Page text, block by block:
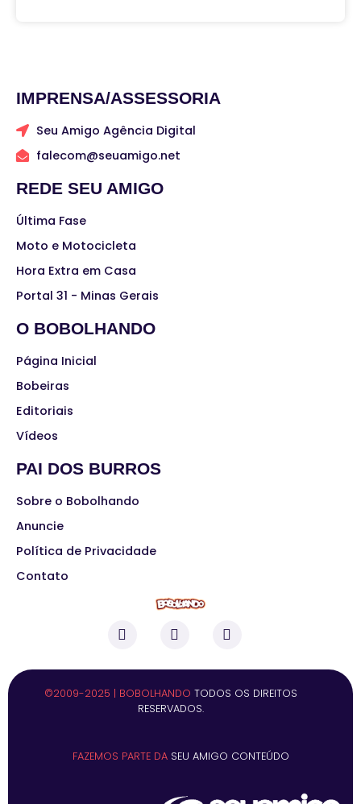
IMPRENSA/ASSESSORIA
Seu Amigo Agência Digital
falecom@seuamigo.net
REDE SEU AMIGO
Última Fase
Moto e Motocicleta
Hora Extra em Casa
Portal 31 - Minas Gerais
O BOBOLHANDO
Página Inicial
Bobeiras
Editoriais
Vídeos
PAI DOS BURROS
Sobre o Bobolhando
Anuncie
Política de Privacidade
Contato
©2009-2025 | BOBOLHANDO TODOS OS DIREITOS
RESERVADOS.
FAZEMOS PARTE DA SEU AMIGO CONTEÚDO